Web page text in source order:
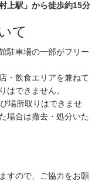
上駅」から徒歩約15分
て
駐車場の一部がフリー
・飲食エリアを兼ねて
はできません。
場所取りはできませ
場合は撤去・処分いた
すので、ご協力をお願